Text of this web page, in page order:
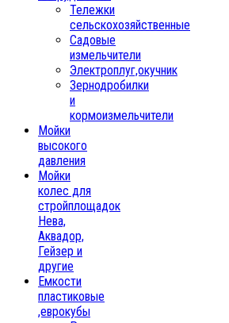
Тележки
сельскохозяйственные
Садовые
измельчители
Электроплуг,окучник
Зернодробилки
и
кормоизмельчители
Мойки
высокого
давления
Мойки
колес для
стройплощадок
Нева,
Аквадор,
Гейзер и
другие
Емкости
пластиковые
,еврокубы